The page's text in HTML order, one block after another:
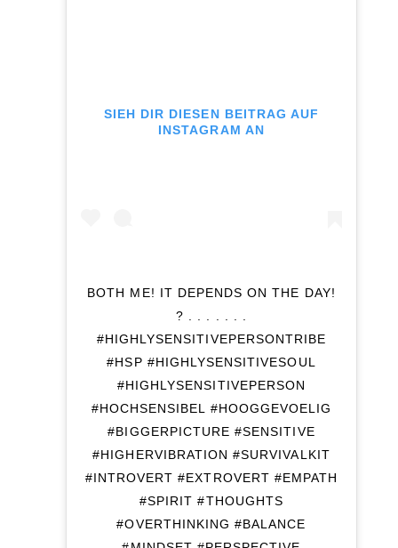
SIEH DIR DIESEN BEITRAG AUF
INSTAGRAM AN
BOTH ME! IT DEPENDS ON THE DAY!
? . . . . . . .
#HIGHLYSENSITIVEPERSONTRIBE
#HSP #HIGHLYSENSITIVESOUL
#HIGHLYSENSITIVEPERSON
#HOCHSENSIBEL #HOOGGEVOELIG
#BIGGERPICTURE #SENSITIVE
#HIGHERVIBRATION #SURVIVALKIT
#INTROVERT #EXTROVERT #EMPATH
#SPIRIT #THOUGHTS
#OVERTHINKING #BALANCE